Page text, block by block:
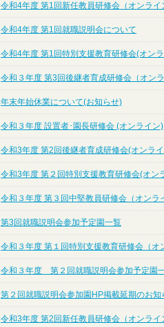
令和4年度 第1回新任教員研修会（オンライ
令和4年度 第1回就職説明会について
令和4年度 第1回特別支援教育研修会(オン
令和３年度 第3回後継者育成研修会（オン
年末年始休業について(お知らせ)
令和３年度 設置者･園長研修会 (オンライン)
令和3年度 第2回後継者育成研修会(オンラ
令和3年度 第２回特別支援教育研修会(オン
令和３年度 第３回中堅教員研修会（オンラ
第3回就職説明会参加予定園一覧
令和３年度 第１回特別支援教育研修会（オ
令和３年度 第２回就職説明会参加予定園
第２回就職説明会参加園HP掲載延期のお知
令和3年度 第2回新任教員研修会（オンライ